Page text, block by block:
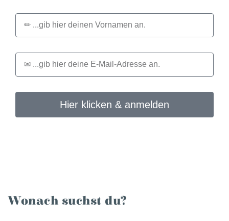
Hier klicken & anmelden
Wonach suchst du?